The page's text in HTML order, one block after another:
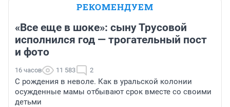
РЕКОМЕНДУЕМ
«Все еще в шоке»: сыну Трусовой
исполнился год — трогательный пост
и фото
16 часов 11 583 2
С рождения в неволе. Как в уральской колонии
осужденные мамы отбывают срок вместе со своими
детьми